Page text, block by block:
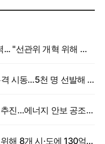
정부, '참정권 침해' 규명 총력... "선관위 개혁 위해 국정조사 등 모든 조치"
6만 명 몰린 '모두의 창업' 본격 시동…5천 명 선발해 밀착 지원
한일, 원유·석유제품 스와프 추진…에너지 안보 공조 강화
고용부, 중동전쟁 여파 대응 위해 8개 시·도에 130억 원 긴급 투입